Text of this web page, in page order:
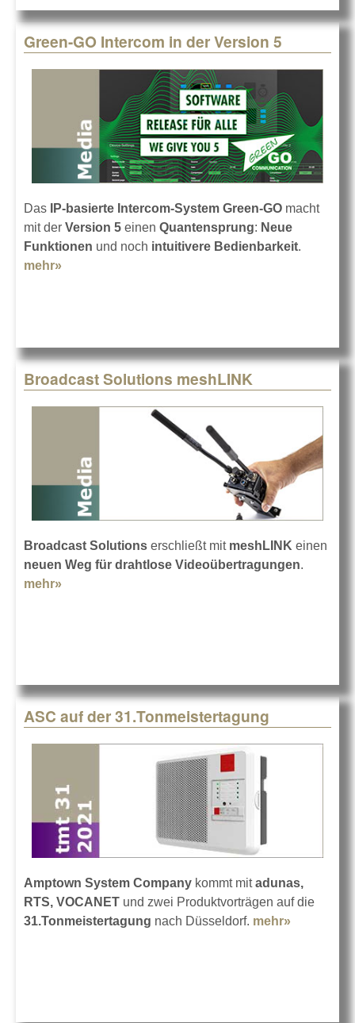
Green-GO Intercom in der Version 5
Das IP-basierte Intercom-System Green-GO macht
mit der Version 5 einen Quantensprung: Neue
Funktionen und noch intuitivere Bedienbarkeit.
mehr»
Broadcast Solutions meshLINK
Broadcast Solutions erschließt mit meshLINK einen
neuen Weg für drahtlose Videoübertragungen.
mehr»
ASC auf der 31.Tonmeistertagung
Amptown System Company kommt mitadunas,
RTS, VOCANET und zwei Produktvorträgen auf die
31.Tonmeistertagung nach Düsseldorf. mehr»